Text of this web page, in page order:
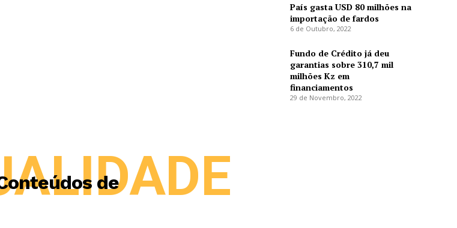
País gasta USD 80 milhões na
importação de fardos
6 de Outubro, 2022
Fundo de Crédito já deu
garantias sobre 310,7 mil
milhões Kz em
financiamentos
29 de Novembro, 2022
de